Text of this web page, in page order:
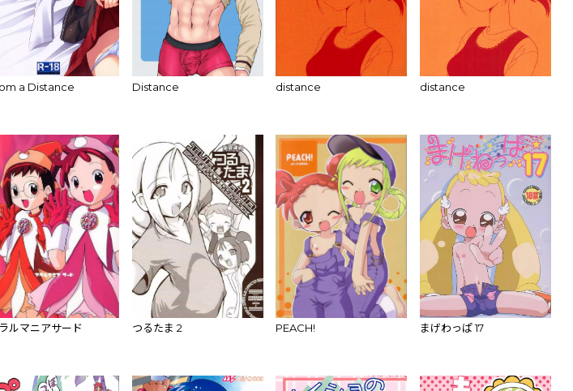
a Distance Distance distance distance
ルマニアサード つるたま 2 PEACH! まげわっぱ 17